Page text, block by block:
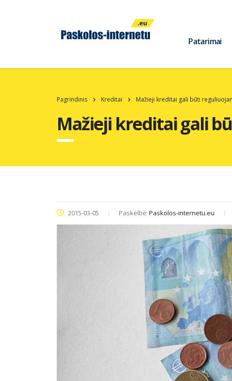
Patarimai
Pagrindinis Kreditai Mažieji kreditai gali būti
Mažieji kreditai gali
2015-03-05 Paskelbė: Paskolos-internetu.eu